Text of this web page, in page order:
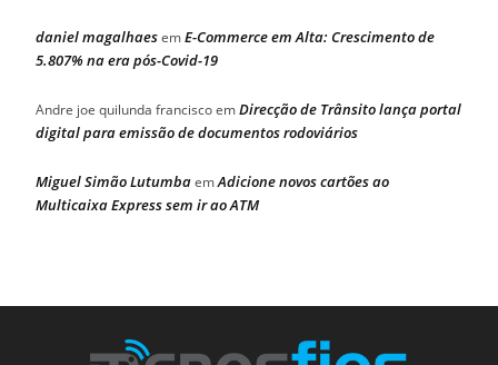
daniel magalhaesemE-Commerce em Alta: Crescimento de
5.807% na era pós-Covid-19
Andre joe quilunda franciscoemDirecção de Trânsito lança portal
digital para emissão de documentos rodoviários
Miguel Simão LutumbaemAdicione novos cartões ao
Multicaixa Express sem ir ao ATM